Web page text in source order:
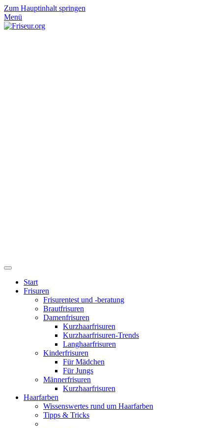
Zum Hauptinhalt springen
Menü
Start
Frisuren
Frisurentest und -beratung
Brautfrisuren
Damenfrisuren
Kurzhaarfrisuren
Kurzhaarfrisuren-Trends
Langhaarfrisuren
Kinderfrisuren
Für Mädchen
Für Jungs
Männerfrisuren
Kurzhaarfrisuren
Haarfarben
Wissenswertes rund um Haarfarben
Tipps & Tricks